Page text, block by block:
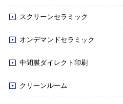
スクリーンセラミック
オンデマンドセラミック
中間膜ダイレクト印刷
クリーンルーム